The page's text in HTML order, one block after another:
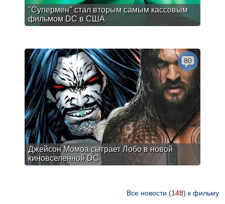
"Супермен" стал вторым самым кассовым
фильмом DC в США
Джейсон Момоа сыграет Лобо в новой
киновселенной DC
80
Все новости (148) к фильму